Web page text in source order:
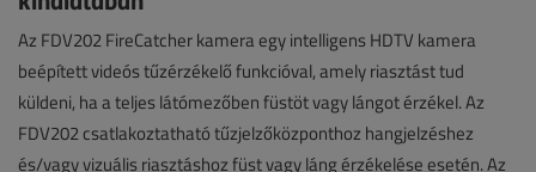
Az FDV202 FireCatcher kamera egy intelligens HDTV kamera
beépített videós tűzérzékelő funkcióval, amely riasztást tud
küldeni, ha a teljes látómezőben füstöt vagy lángot érzékel. Az
FDV202 csatlakoztatható tűzjelzőközponthoz hangjelzéshez
és/vagy vizuális riasztáshoz füst vagy láng érzékelése esetén. Az